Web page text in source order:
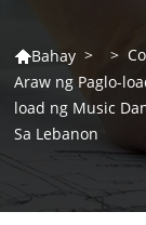
Bahay > >
Araw ng Paglo-
load ng Music
Sa Lebanon